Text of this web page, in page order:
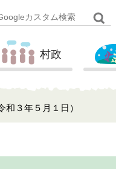
村政
３年５月１日）